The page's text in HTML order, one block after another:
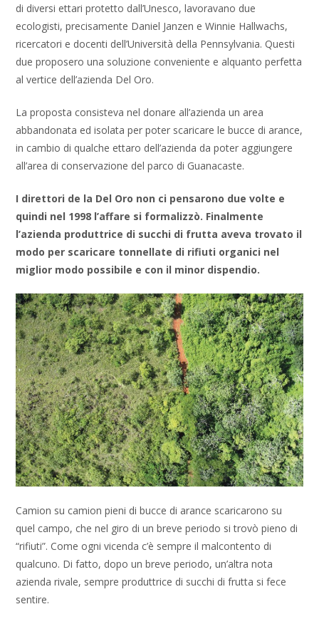
di diversi ettari protetto dall’Unesco, lavoravano due
ecologisti, precisamente Daniel Janzen e Winnie Hallwachs,
ricercatori e docenti dell’Università della Pennsylvania. Questi
due proposero una soluzione conveniente e alquanto perfetta
al vertice dell’azienda Del Oro.
La proposta consisteva nel donare all’azienda un area
abbandonata ed isolata per poter scaricare le bucce di arance,
in cambio di qualche ettaro dell’azienda da poter aggiungere
all’area di conservazione del parco di Guanacaste.
I direttori de la Del Oro non ci pensarono due volte e
quindi nel 1998 l’affare si formalizzò. Finalmente
l’azienda produttrice di succhi di frutta aveva trovato il
modo per scaricare tonnellate di rifiuti organici nel
miglior modo possibile e con il minor dispendio.
Camion su camion pieni di bucce di arance scaricarono su
quel campo, che nel giro di un breve periodo si trovò pieno di
“rifiuti”. Come ogni vicenda c’è sempre il malcontento di
qualcuno. Di fatto, dopo un breve periodo, un’altra nota
azienda rivale, sempre produttrice di succhi di frutta si fece
sentire.